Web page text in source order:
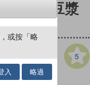
將軍與豆漿
5
或按「略
入 略過